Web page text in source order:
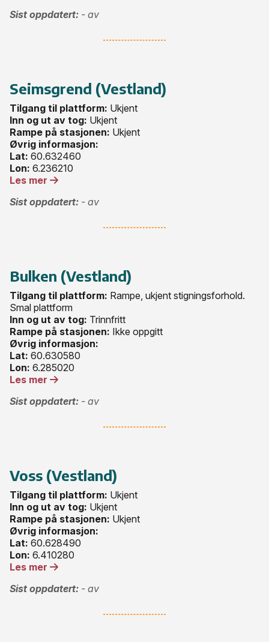
Sist oppdatert: - av
Seimsgrend (Vestland)
Tilgang til plattform: Ukjent
Inn og ut av tog: Ukjent
Rampe på stasjonen: Ukjent
Øvrig informasjon:
Lat: 60.632460
Lon: 6.236210
Les mer
Sist oppdatert: - av
Bulken (Vestland)
Tilgang til plattform: Rampe, ukjent stigningsforhold.
Smal plattform
Inn og ut av tog: Trinnfritt
Rampe på stasjonen: Ikke oppgitt
Øvrig informasjon:
Lat: 60.630580
Lon: 6.285020
Les mer
Sist oppdatert: - av
Voss (Vestland)
Tilgang til plattform: Ukjent
Inn og ut av tog: Ukjent
Rampe på stasjonen: Ukjent
Øvrig informasjon:
Lat: 60.628490
Lon: 6.410280
Les mer
Sist oppdatert: - av